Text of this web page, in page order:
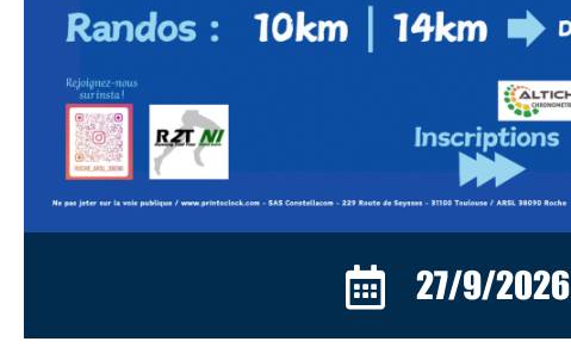
27/9/2026